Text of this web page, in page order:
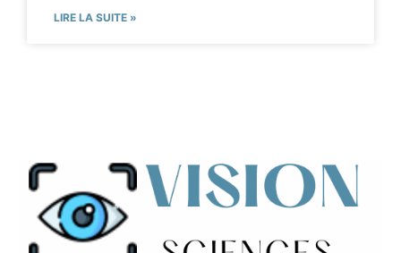
LIRE LA SUITE »